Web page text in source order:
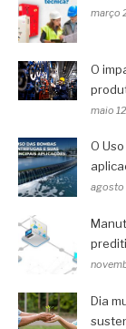
março
O
maio
O
agosto
Dia